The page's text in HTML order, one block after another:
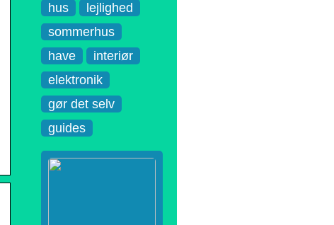
hus
lejlighed
sommerhus
have
interiør
elektronik
gør det selv
guides